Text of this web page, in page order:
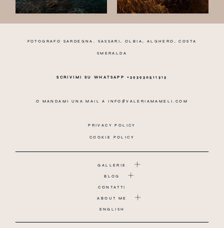
FOTOGRAFO SARDEGNA. SASSARI, OLBIA, ALGHERO, COSTA
SMERALDA
SCRIVIMI SU WHATSAPP +393930511313
O MANDAMI UNA MAIL AINFO@VALERIAMAMELI.COM
PRIVACY POLICY
COOKIE POLICY
GALLERIE
BLOG
CONTATTI
ABOUT ME
ENGLISH